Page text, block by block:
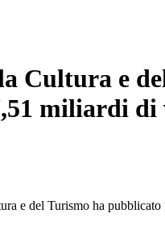
Cultura e
miliardi
e del Turismo ha